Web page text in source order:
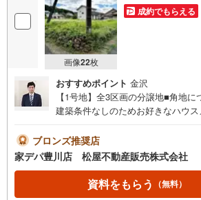
画像22枚
成約でもらえる
おすすめポイント 金沢
【1号地】全3区画の分譲地■角地
建築条件なしのためお好きなハウ
通学にも安心の子育てに嬉しい立
売 のつよみ●・豊橋市・豊川市・知
業中！三河エリア・遠州エリアの物
い。新築戸建、中古戸建、中古マ
のご希望に合わせてご提案いたし
ブロンズ推奨店
家デパ豊川店 松屋不動産販売株式会社
資料をもらう （無料）